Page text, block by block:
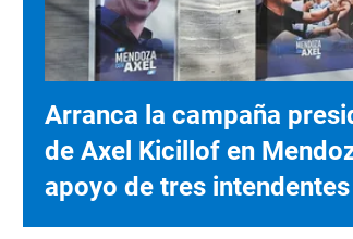
Arranca la campaña
de Axel Kicillof en
apoyo de tres intendentes